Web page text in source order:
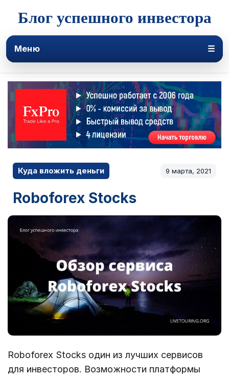
Блог успешного инвестора
Меню ☰
Куда вложить деньги 9 марта, 2021
Roboforex Stocks
Roboforex Stocks один из лучших сервисов
для инвесторов. Возможности платформы